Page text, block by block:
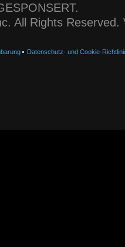
All Rights
Datenschutz- und Cookie-